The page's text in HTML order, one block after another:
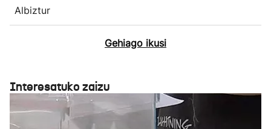
Albiztur
Gehiago ikusi
Interesatuko zaizu